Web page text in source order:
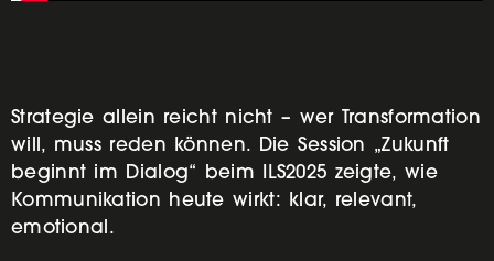
Strategie allein reicht nicht – wer Transformation
will, muss reden können. Die Session „Zukunft
beginnt im Dialog“ beim ILS2025 zeigte, wie
Kommunikation heute wirkt: klar, relevant,
emotional.